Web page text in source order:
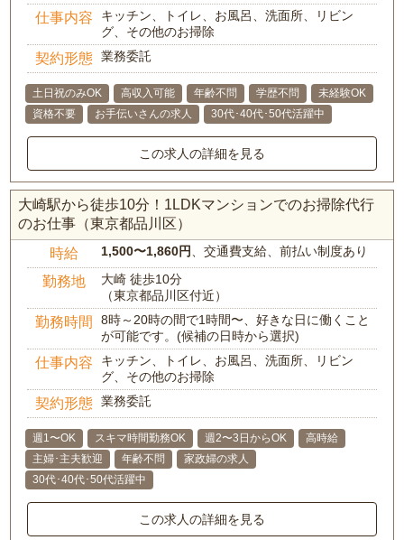
仕事内容
キッチン、トイレ、お風呂、洗面所、リビン
グ、その他のお掃除
契約形態 業務委託
土日祝のみOK 高収入可能 年齢不問 学歴不問
未経験OK
資格不要
お手伝いさんの求人 30代･40代･50代活躍中
この求人の詳細を見る
大崎駅から徒歩10分！1LDKマンションでのお掃除代行
のお仕事（東京都品川区）
時給 1,500〜1,860円、交通費支給、前払い制度あり
勤務地
大崎 徒歩10分
（東京都品川区付近）
勤務時間
8時～20時の間で1時間〜、好きな日に働くこと
が可能です。(候補の日時から選択)
仕事内容
キッチン、トイレ、お風呂、洗面所、リビン
グ、その他のお掃除
契約形態 業務委託
週1〜OK スキマ時間勤務OK 週2〜3日からOK
高時給
主婦･主夫歓迎
年齢不問
家政婦の求人
30代･40代･50代活躍中
この求人の詳細を見る